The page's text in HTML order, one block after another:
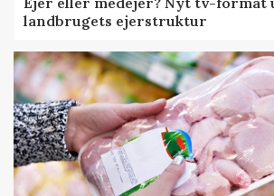
landbrugets ejerstruktur